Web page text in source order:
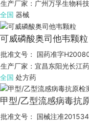
生产厂家：广州万孚生物科
全国 器械
可威磷酸奥司他韦颗粒
批准文号： 国药准字
生产厂家：宜昌东阳光长江
全国 处方药
甲型/乙型流感病毒抗
批准文号： 国械注准